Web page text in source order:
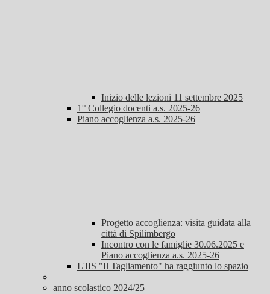
Inizio delle lezioni 11 settembre 2025
1° Collegio docenti a.s. 2025-26
Piano accoglienza a.s. 2025-26
Progetto accoglienza: visita guidata alla
città di Spilimbergo
Incontro con le famiglie 30.06.2025 e
Piano accoglienza a.s. 2025-26
L'IIS "Il Tagliamento" ha raggiunto lo spazio
anno scolastico 2024/25